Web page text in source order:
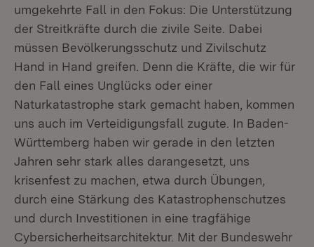
umgekehrte Fall in den Fokus: Die Unterstützung
der Streitkräfte durch die zivile Seite. Dabei
müssen Bevölkerungsschutz und Zivilschutz
Hand in Hand greifen. Denn die Kräfte, die wir für
den Fall eines Unglücks oder einer
Naturkatastrophe stark gemacht haben, kommen
uns auch im Verteidigungsfall zugute. In Baden-
Württemberg haben wir gerade in den letzten
Jahren sehr stark alles darangesetzt, uns
krisenfest zu machen, etwa durch Übungen,
durch eine Stärkung des Katastrophenschutzes
und durch Investitionen in eine tragfähige
Cybersicherheitsarchitektur. Mit der Bundeswehr